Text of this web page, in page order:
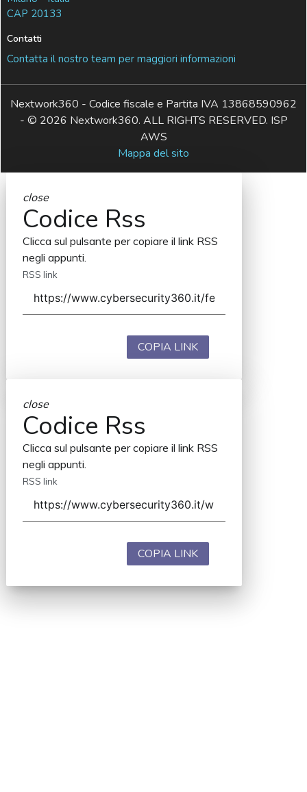
CAP 20133
Contatti
Contatta il nostro team per maggiori informazioni
Nextwork360 - Codice fiscale e Partita IVA 13868590962
- © 2026 Nextwork360. ALL RIGHTS RESERVED. ISP
AWS
Mappa del sito
close
Codice Rss
Clicca sul pulsante per copiare il link RSS
negli appunti.
RSS link
COPIA LINK
close
Codice Rss
Clicca sul pulsante per copiare il link RSS
negli appunti.
RSS link
COPIA LINK